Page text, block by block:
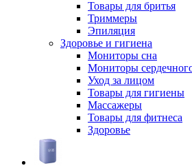
Товары для бритья
Триммеры
Эпиляция
Здоровье и гигиена
Мониторы сна
Мониторы
Уход за лицом
Товары для гигиены
Массажеры
Товары для фитнеса
Здоровье